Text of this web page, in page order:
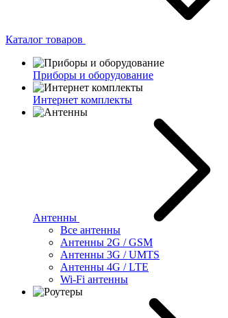
Каталог товаров
Приборы и оборудование
Интернет комплекты
Антенны
Все антенны
Антенны 2G / GSM
Антенны 3G / UMTS
Антенны 4G / LTE
Wi-Fi антенны